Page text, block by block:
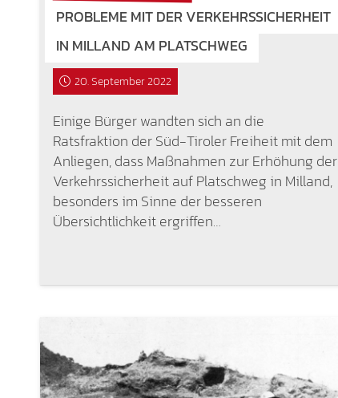
PROBLEME MIT DER VERKEHRSSICHERHEIT
IN MILLAND AM PLATSCHWEG
20. September 2022
Einige Bürger wandten sich an die
Ratsfraktion der Süd-Tiroler Freiheit mit dem
Anliegen, dass Maßnahmen zur Erhöhung der
Verkehrssicherheit auf Platschweg in Milland,
besonders im Sinne der besseren
Übersichtlichkeit ergriffen…